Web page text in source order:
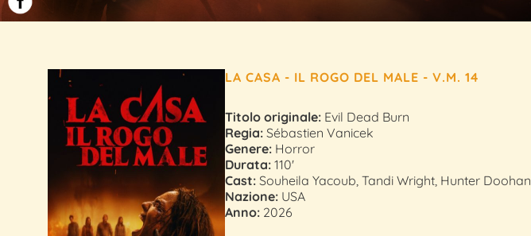
LA CASA - IL ROGO DEL MALE - V.M. 14
Titolo originale: Evil Dead Burn
Regia: Sébastien Vanicek
Genere: Horror
Durata: 110'
Cast: Souheila Yacoub, Tandi Wright, Hunter Doohan
Nazione: USA
Anno: 2026